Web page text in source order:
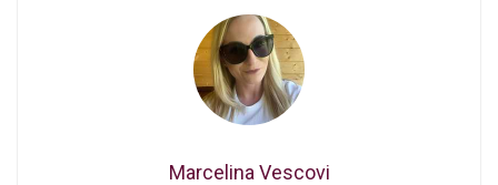
Marcelina Vescovi